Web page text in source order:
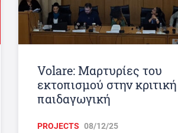
Volare: Μαρτυρίες του
εκτοπισμού στην κριτική
παιδαγωγική
PROJECTS 08/12/25